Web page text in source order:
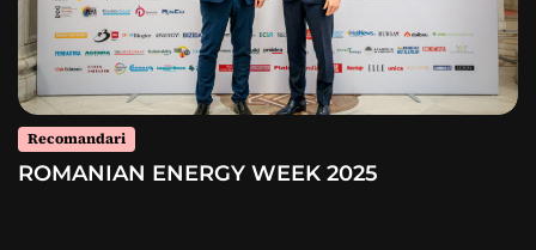
Recomandari
ROMANIAN ENERGY WEEK 2025